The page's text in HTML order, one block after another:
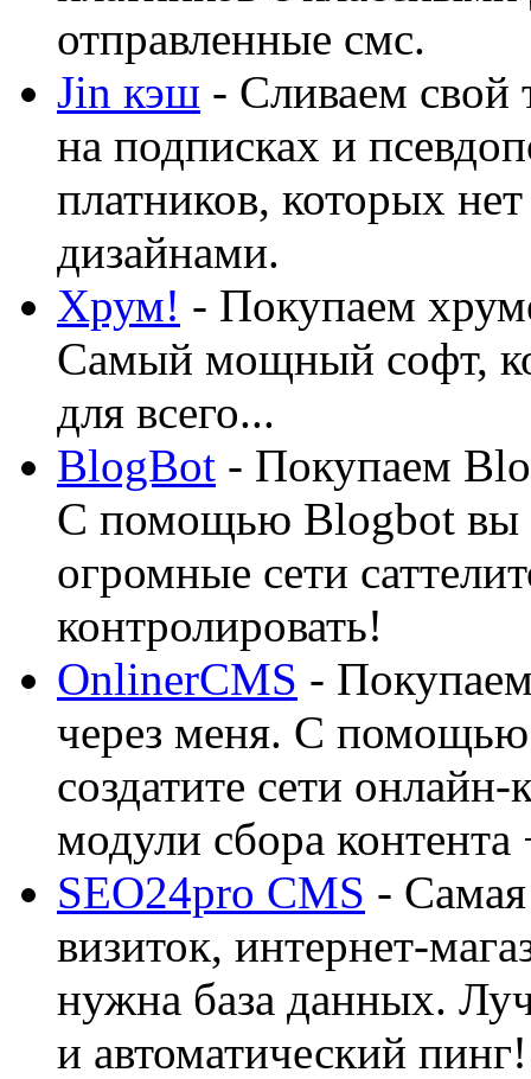
отправленные смс.
Jin кэш - Сливаем свой
на подписках и
платников, которых
дизайнами.
Хрум! - Покупаем
Самый мощный софт,
для всего...
BlogBot - Покупаем
С помощью Blogbot вы
огромные сети
контролировать!
OnlinerCMS -
через меня. С помощью
создатите сети
модули сбора
SEO24pro CMS -
визиток, интернет-
нужна база данных.
и автоматический пинг!